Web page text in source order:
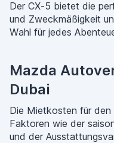
Der CX-5 bietet die
und Zweckmäßigkeit
Wahl für jedes
Mazda
Dubai
Die Mietkosten für
Faktoren wie der
und der